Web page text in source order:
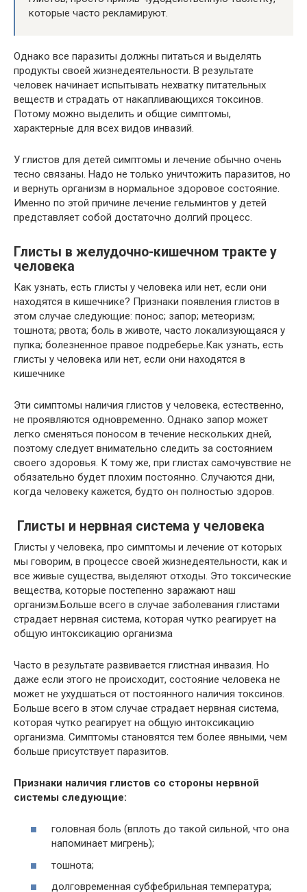
которые часто рекламируют.
Однако все паразиты должны питаться и выделять
продукты своей жизнедеятельности. В результате
человек начинает испытывать нехватку питательных
веществ и страдать от накапливающихся токсинов.
Потому можно выделить и общие симптомы,
характерные для всех видов инвазий.
У глистов для детей симптомы и лечение обычно очень
тесно связаны. Надо не только уничтожить паразитов, но
и вернуть организм в нормальное здоровое состояние.
Именно по этой причине лечение гельминтов у детей
представляет собой достаточно долгий процесс.
Глисты в желудочно-кишечном тракте у
человека
Как узнать, есть глисты у человека или нет, если они
находятся в кишечнике? Признаки появления глистов в
этом случае следующие: понос; запор; метеоризм;
тошнота; рвота; боль в животе, часто локализующаяся у
пупка; болезненное правое подреберье.Как узнать, есть
глисты у человека или нет, если они находятся в
кишечнике
Эти симптомы наличия глистов у человека, естественно,
не проявляются одновременно. Однако запор может
легко сменяться поносом в течение нескольких дней,
поэтому следует внимательно следить за состоянием
своего здоровья. К тому же, при глистах самочувствие не
обязательно будет плохим постоянно. Случаются дни,
когда человеку кажется, будто он полностью здоров.
Глисты и нервная система у человека
Глисты у человека, про симптомы и лечение от которых
мы говорим, в процессе своей жизнедеятельности, как и
все живые существа, выделяют отходы. Это токсические
вещества, которые постепенно заражают наш
организм.Больше всего в случае заболевания глистами
страдает нервная система, которая чутко реагирует на
общую интоксикацию организма
Часто в результате развивается глистная инвазия. Но
даже если этого не происходит, состояние человека не
может не ухудшаться от постоянного наличия токсинов.
Больше всего в этом случае страдает нервная система,
которая чутко реагирует на общую интоксикацию
организма. Симптомы становятся тем более явными, чем
больше присутствует паразитов.
Признаки наличия глистов со стороны нервной
системы следующие:
головная боль (вплоть до такой сильной, что она
напоминает мигрень);
тошнота;
долговременная субфебрильная температура;